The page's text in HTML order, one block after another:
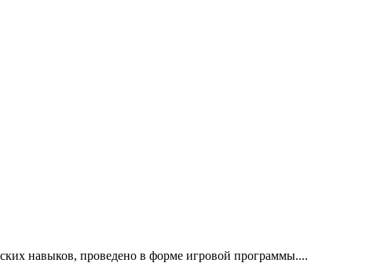
навыков, проведено в форме игровой программы....